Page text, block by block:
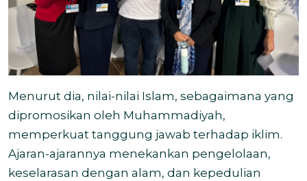
Menurut dia, nilai-nilai Islam, sebagaimana yang
dipromosikan oleh Muhammadiyah,
memperkuat tanggung jawab terhadap iklim.
Ajaran-ajarannya menekankan pengelolaan,
keselarasan dengan alam, dan kepedulian